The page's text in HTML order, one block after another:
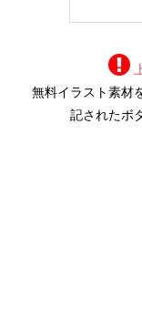
無料イラスト素材
記されたボ